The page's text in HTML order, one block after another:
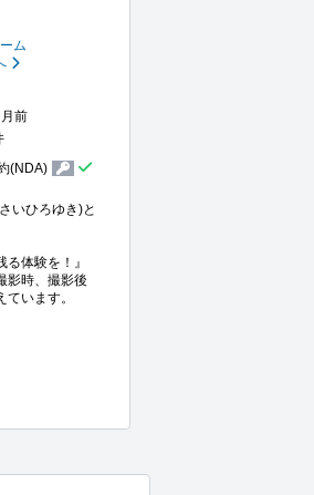
ム
前
(NDA)
いひろゆき)と
る体験を！』
影時、撮影後
います。